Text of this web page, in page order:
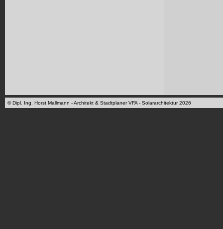
© Dipl. Ing. Horst Mallmann - Architekt & Stadtplaner VFA - Solararchitektur 2026